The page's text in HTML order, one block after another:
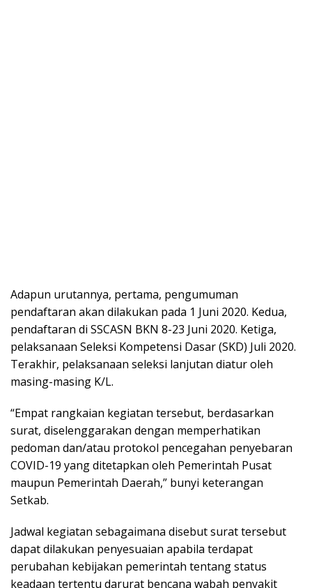
Adapun urutannya, pertama, pengumuman
pendaftaran akan dilakukan pada 1 Juni 2020. Kedua,
pendaftaran di SSCASN BKN 8-23 Juni 2020. Ketiga,
pelaksanaan Seleksi Kompetensi Dasar (SKD) Juli 2020.
Terakhir, pelaksanaan seleksi lanjutan diatur oleh
masing-masing K/L.
“Empat rangkaian kegiatan tersebut, berdasarkan
surat, diselenggarakan dengan memperhatikan
pedoman dan/atau protokol pencegahan penyebaran
COVID-19 yang ditetapkan oleh Pemerintah Pusat
maupun Pemerintah Daerah,” bunyi keterangan
Setkab.
Jadwal kegiatan sebagaimana disebut surat tersebut
dapat dilakukan penyesuaian apabila terdapat
perubahan kebijakan pemerintah tentang status
keadaan tertentu darurat bencana wabah penyakit